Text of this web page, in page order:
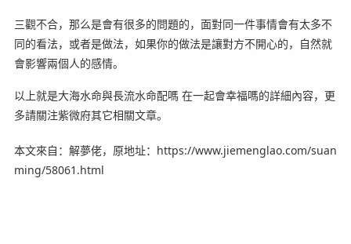
三觀不合，那么是會有很多的問題的，面對同一件事情會有太多不
同的看法，或者是做法，如果你的做法是讓對方不開心的，自然就
會影響兩個人的感情。
以上就是大海水命與長流水命配嗎 在一起會幸福嗎的詳細內容，更
多請關注紫微府其它相關文章。
本文來自：解夢佬，原地址：https://www.jiemenglao.com/suan
ming/58061.html